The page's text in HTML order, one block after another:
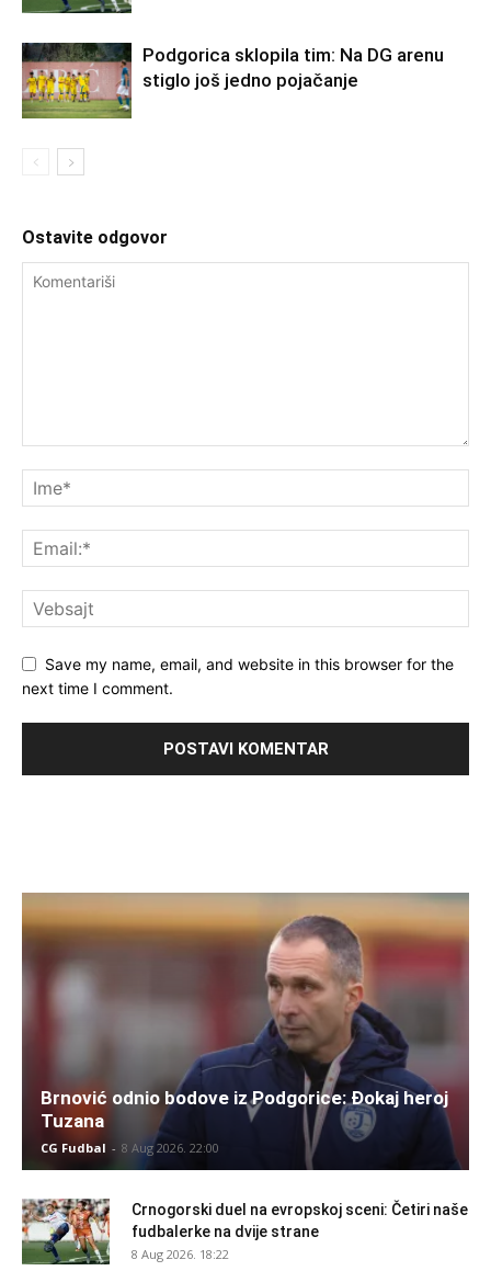
Podgorica sklopila tim: Na DG arenu
stiglo još jedno pojačanje
Ostavite odgovor
Save my name, email, and website in this browser for the
next time I comment.
Brnović odnio bodove iz Podgorice: Đokaj heroj
Tuzana
CG Fudbal - 8 Aug 2026. 22:00
Crnogorski duel na evropskoj sceni: Četiri naše
fudbalerke na dvije strane
8 Aug 2026. 18:22